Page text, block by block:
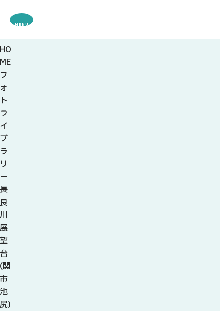
MENU
HO
ME
フ
ォ
ト
ラ
イ
ブ
ラ
リ
ー
長
良
川
展
望
台
(関
市
池
尻)